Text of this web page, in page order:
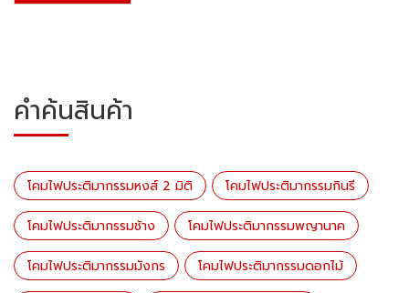
คำค้นสินค้า
โคมไฟประติมากรรมหงส์ 2 มิติ โคมไฟประติมากรรมกินรี
โคมไฟประติมากรรมช้าง โคมไฟประติมากรรมพญานาค
โคมไฟประติมากรรมมังกร โคมไฟประติมากรรมดอกไม้